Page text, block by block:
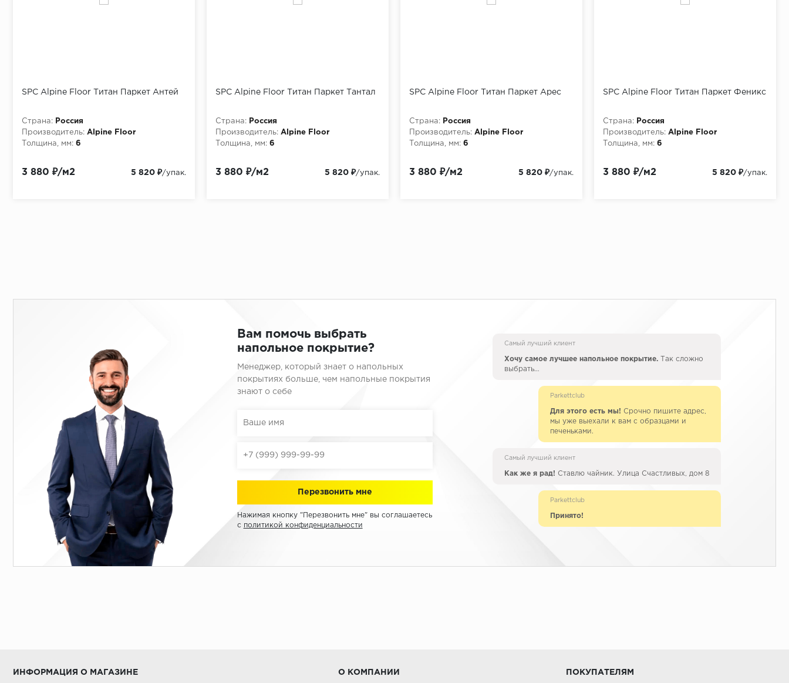
SPC Alpine Floor Титан Паркет Антей
Страна:
Россия
Производитель: Alpine Floor
Толщина, мм: 6
3 880 ₽/м2 5 820 ₽/упак.
SPC Alpine Floor Титан Паркет Тантал
Страна:
Россия
Производитель: Alpine Floor
Толщина, мм: 6
3 880 ₽/м2 5 820 ₽/упак.
SPC Alpine Floor Титан Паркет Арес
Страна:
Россия
Производитель: Alpine Floor
Толщина, мм: 6
3 880 ₽/м2 5 820 ₽/упак.
SPC Alpine Floor Титан Паркет Феникс
Страна:
Россия
Производитель: Alpine Floor
Толщина, мм: 6
3 880 ₽/м2 5 820 ₽/упак.
Вам помочь выбрать
напольное покрытие?
Менеджер, который знает о напольных
покрытиях больше, чем напольные покрытия
знают о себе
Нажимая кнопку "Перезвонить мне" вы соглашаетесь
с политикой конфиденциальности
Самый лучший клиент
Хочу самое лучшее напольное покрытие.Так сложно
выбрать…
Parkettclub
Для этого есть мы! Срочно пишите адрес,
мы уже выехали к вам с образцами и
печеньками.
Самый лучший клиент
Как же я рад! Ставлю чайник. Улица Счастливых, дом 8
Parkettclub
Принято!
ИНФОРМАЦИЯ О МАГАЗИНЕ О КОМПАНИИ ПОКУПАТЕЛЯМ